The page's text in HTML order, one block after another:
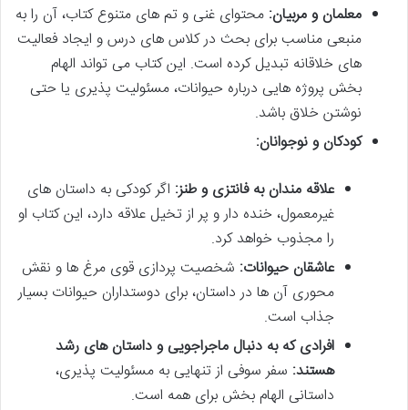
معلمان و مربیان: محتوای غنی و تم های متنوع کتاب، آن را به
منبعی مناسب برای بحث در کلاس های درس و ایجاد فعالیت
های خلاقانه تبدیل کرده است. این کتاب می تواند الهام
بخش پروژه هایی درباره حیوانات، مسئولیت پذیری یا حتی
نوشتن خلاق باشد.
کودکان و نوجوانان:
علاقه مندان به فانتزی و طنز: اگر کودکی به داستان های
غیرمعمول، خنده دار و پر از تخیل علاقه دارد، این کتاب او
را مجذوب خواهد کرد.
عاشقان حیوانات: شخصیت پردازی قوی مرغ ها و نقش
محوری آن ها در داستان، برای دوستداران حیوانات بسیار
جذاب است.
افرادی که به دنبال ماجراجویی و داستان های رشد
هستند: سفر سوفی از تنهایی به مسئولیت پذیری،
داستانی الهام بخش برای همه است.